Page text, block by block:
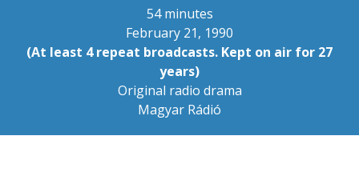
54 minutes
February 21, 1990
(At least 4 repeat broadcasts. Kept on air for 27
years)
Original radio drama
Magyar Rádió